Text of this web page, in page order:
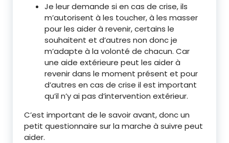
Je leur demande si en cas de crise, ils
m’autorisent à les toucher, à les masser
pour les aider à revenir, certains le
souhaitent et d’autres non donc je
m’adapte à la volonté de chacun. Car
une aide extérieure peut les aider à
revenir dans le moment présent et pour
d’autres en cas de crise il est important
qu’il n’y ai pas d’intervention extérieur.
C’est important de le savoir avant, donc un
petit questionnaire sur la marche à suivre peut
aider.